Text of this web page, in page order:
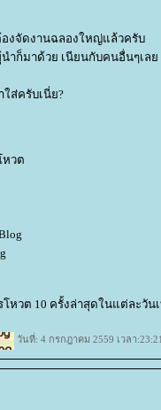
งจัดงานฉลองใหญ่แล้วครับ
ก็มาด้วย เนียนกับคนอื่นๆเลย
ส่ครับเนี่ย?
หวต
หวต 10 ครั้งล่าสุดในแต่ละวัน
วันที่: 4 กรกฎาคม 2559 เวลา